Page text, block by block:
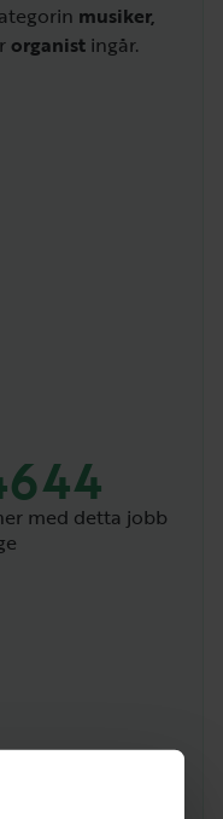
musiker,
organist ingår.
med detta jobb